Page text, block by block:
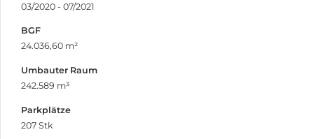
03/2020 - 07/2021
BGF
24.036,60 m²
Umbauter Raum
242.589 m³
Parkplätze
207 Stk